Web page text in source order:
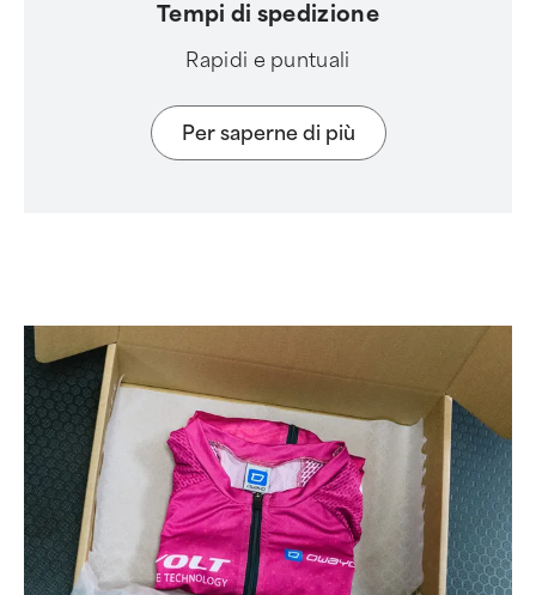
Tempi di spedizione
Rapidi e puntuali
Per saperne di più